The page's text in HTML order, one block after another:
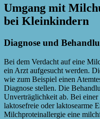
Umgang mit
bei Kleinkindern
Diagnose und
Bei dem Verdacht auf eine
ein Arzt aufgesucht werden.
wie zum Beispiel einen
Diagnose stellen. Die
Unverträglichkeit ab. Bei
laktosefreie oder laktosearme
Milchproteinallergie eine